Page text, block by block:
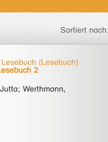
Sortiert nach:
(Lesebuch)
2
Werthmann,